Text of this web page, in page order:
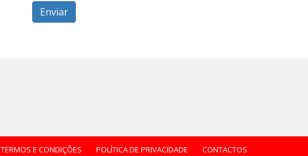
TERMOS E CONDIÇÕES POLÍTICA DE PRIVACIDADE CONTACTOS